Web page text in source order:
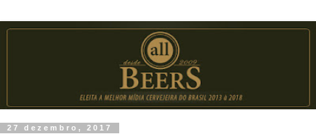
27 dezembro, 2017